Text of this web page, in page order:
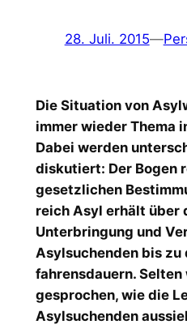
28. Juli. 2015—
Die Situation von
immer wie­der Thema
Dabei werden
diskutiert: Der Bogen
gesetzlichen
reich Asyl erhält über
Unterbringung und
Asylsuchenden bis
fahrensdauern.
gesprochen, wie die
Asylsuchenden